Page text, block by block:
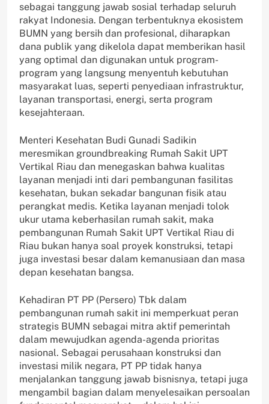
sebagai tanggung jawab sosial terhadap seluruh
rakyat Indonesia. Dengan terbentuknya ekosistem
BUMN yang bersih dan profesional, diharapkan
dana publik yang dikelola dapat memberikan hasil
yang optimal dan digunakan untuk program-
program yang langsung menyentuh kebutuhan
masyarakat luas, seperti penyediaan infrastruktur,
layanan transportasi, energi, serta program
kesejahteraan.
Menteri Kesehatan Budi Gunadi Sadikin
meresmikan groundbreaking Rumah Sakit UPT
Vertikal Riau dan menegaskan bahwa kualitas
layanan menjadi inti dari pembangunan fasilitas
kesehatan, bukan sekadar bangunan fisik atau
perangkat medis. Ketika layanan menjadi tolok
ukur utama keberhasilan rumah sakit, maka
pembangunan Rumah Sakit UPT Vertikal Riau di
Riau bukan hanya soal proyek konstruksi, tetapi
juga investasi besar dalam kemanusiaan dan masa
depan kesehatan bangsa.
Kehadiran PT PP (Persero) Tbk dalam
pembangunan rumah sakit ini memperkuat peran
strategis BUMN sebagai mitra aktif pemerintah
dalam mewujudkan agenda-agenda prioritas
nasional. Sebagai perusahaan konstruksi dan
investasi milik negara, PT PP tidak hanya
menjalankan tanggung jawab bisnisnya, tetapi juga
mengambil bagian dalam menyelesaikan persoalan